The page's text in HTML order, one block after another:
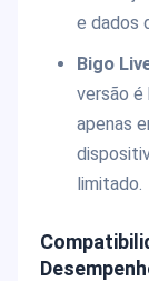
e dados
Bigo
versão é
apenas
limitado.